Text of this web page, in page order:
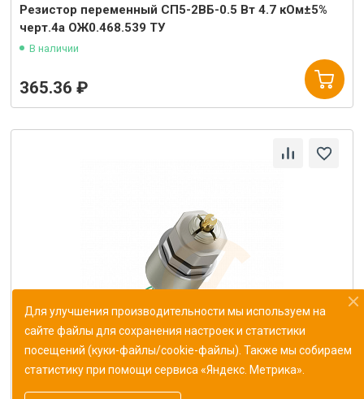
Резистор переменный СП5-2ВБ-0.5 Вт 4.7 кОм±5%
черт.4а ОЖ0.468.539 ТУ
В наличии
365.36 ₽
Резистор переменный СП5-20ВА-2 10кОм±10%
ОЖ0.468.540 ТУ
Для улучшения производительности мы используем на
сайте файлы для сохранения настроек и статистики
посещений (куки-файлы/cookie-файлы). Также мы собираем
статистику при помощи сервиса «Яндекс. Метрика».